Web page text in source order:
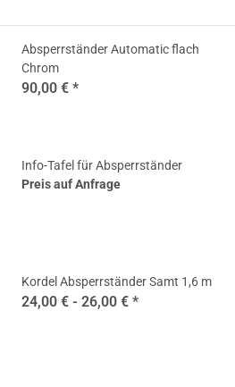
Absperrständer Automatic flach
Chrom
90,00 € *
Info-Tafel für Absperrständer
Preis auf Anfrage
Kordel Absperrständer Samt 1,6 m
24,00 € - 26,00 € *